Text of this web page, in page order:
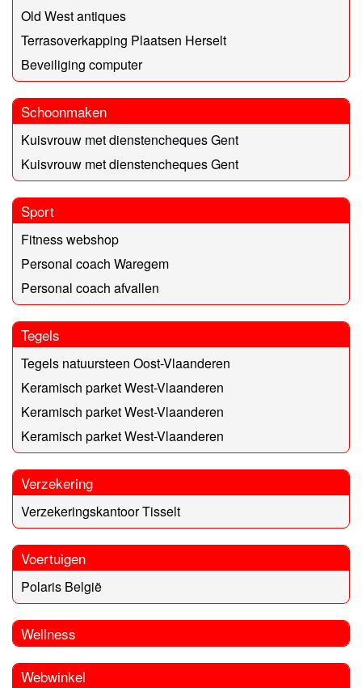
Old West antiques
Terrasoverkapping Plaatsen Herselt
Beveiliging computer
Schoonmaken
Kuisvrouw met dienstencheques Gent
Kuisvrouw met dienstencheques Gent
Sport
Fitness webshop
Personal coach Waregem
Personal coach afvallen
Tegels
Tegels natuursteen Oost-Vlaanderen
Keramisch parket West-Vlaanderen
Keramisch parket West-Vlaanderen
Keramisch parket West-Vlaanderen
Verzekering
Verzekeringskantoor Tisselt
Voertuigen
Polaris België
Wellness
Webwinkel